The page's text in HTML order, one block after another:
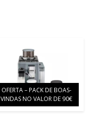
OFERTA – PACK DE BOAS-
VINDAS NO VALOR DE 90€